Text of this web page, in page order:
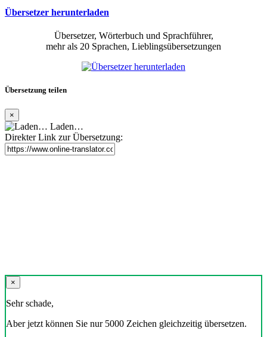
Übersetzer herunterladen
Übersetzer, Wörterbuch und Sprachführer,
mehr als 20 Sprachen, Lieblingsübersetzungen
Übersetzung teilen
×
Laden…
Direkter Link zur Übersetzung:
×
Sehr schade,
Aber jetzt können Sie nur 5000 Zeichen gleichzeitig übersetzen.